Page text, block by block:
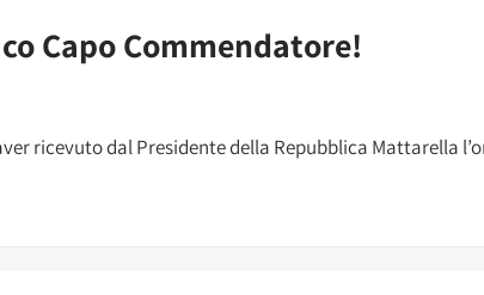
Capo Commendatore!
ricevuto dal Presidente della Repubblica Mattarella